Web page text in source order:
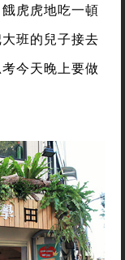
虎虎地吃一頓
班的兒子接去
今天晚上要做